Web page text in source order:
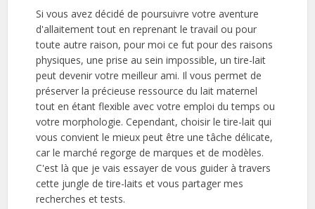
Si vous avez décidé de poursuivre votre aventure
d'allaitement tout en reprenant le travail ou pour
toute autre raison, pour moi ce fut pour des raisons
physiques, une prise au sein impossible, un tire-lait
peut devenir votre meilleur ami. Il vous permet de
préserver la précieuse ressource du lait maternel
tout en étant flexible avec votre emploi du temps ou
votre morphologie. Cependant, choisir le tire-lait qui
vous convient le mieux peut être une tâche délicate,
car le marché regorge de marques et de modèles.
C'est là que je vais essayer de vous guider à travers
cette jungle de tire-laits et vous partager mes
recherches et tests.